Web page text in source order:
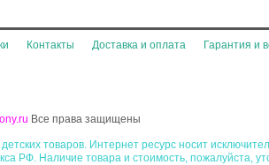
Контакты Доставка и оплата Гарантия и
Все права защищены
товаров. Интернет ресурс носит
РФ. Наличие товара и стоимость, пожалуйста,